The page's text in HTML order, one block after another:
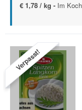
€ 1,78 / kg - Im
Verpasst!